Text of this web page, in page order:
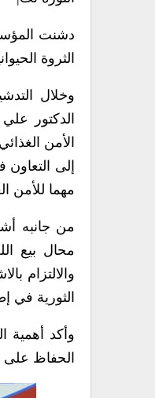
دشنت
الثروة
وخلال
الدكتور
الأمن
إلى التعاون
مهما للأمن
من جانبه
محال بيع
والالتزام
الثورية في
وأكد أهمية
الحفاظ على